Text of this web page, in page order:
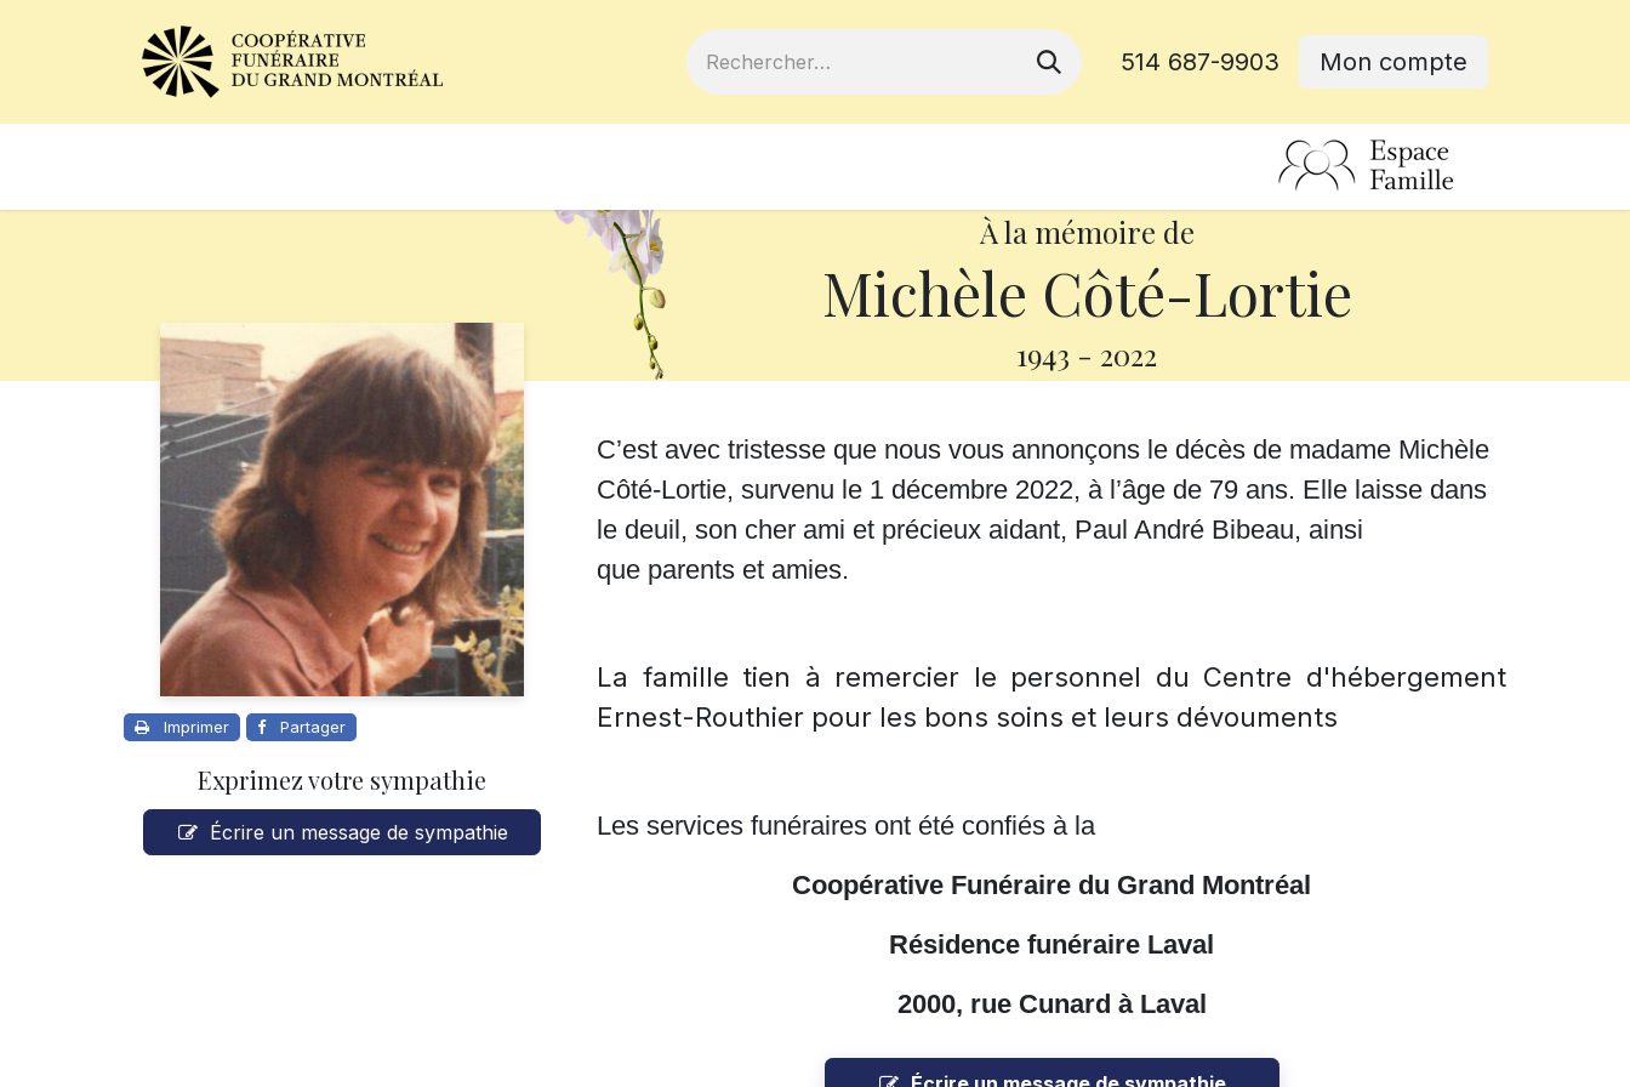
514 687-9903 Mon compte
À la mémoire de
Michèle Côté-Lortie
1943 - 2022
Imprimer Partager
Exprimez votre sympathie
Écrire un message de sympathie
C’est avec tristesse que nous vous annonçons le décès de madame Michèle
Côté-Lortie, survenu le 1 décembre 2022, à l’âge de 79 ans. Elle laisse dans
le deuil, son cher ami et précieux aidant, Paul André Bibeau, ainsi
que parents et amies.
La famille tien à remercier le personnel du Centre d'hébergement
Ernest-Routhier pour les bons soins et leurs dévouments
Les services funéraires ont été confiés à la
Coopérative Funéraire du Grand Montréal
Résidence funéraire Laval
2000, rue Cunard à Laval